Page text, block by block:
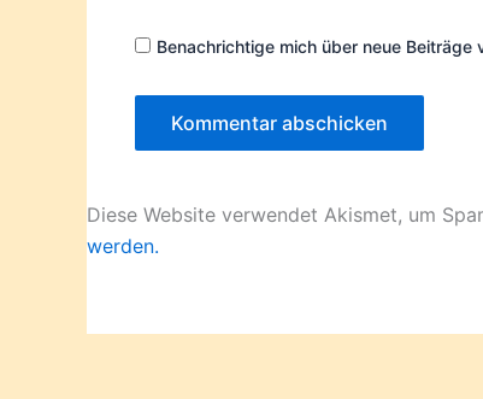
Benachrichtige mich über neue Beiträge
Diese Website verwendet Akismet, um
werden.